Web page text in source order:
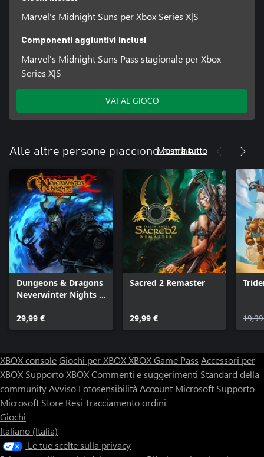
Marvel's Midnight Suns per Xbox Series X|S
Componenti aggiuntivi inclusi
Marvel's Midnight Suns Pass stagionale per Xbox
Series X|S
VAI AL GIOCO
Alle altre persone piacciono anche
Mostra tutto
Dungeons & Dragons
Neverwinter Nights 2:
29,99 €
Sacred 2 Remaster
29,99 €
XBOX consoleGiochi per XBOXXBOX Game Pass Accessori per
XBOX Supporto XBOXCommenti e suggerimenti Standard della
communityAvviso Fotosensibilità Account Microsoft Supporto
Microsoft Store Resi Tracciamento ordini
Giochi
Italiano (Italia)
Le tue scelte sulla privacy